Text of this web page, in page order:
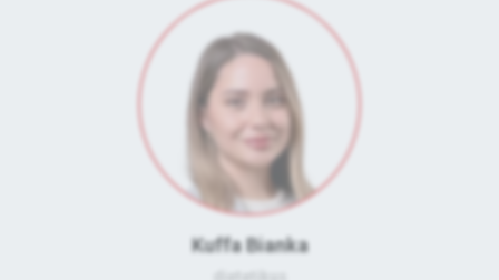
Kuffa Bianka